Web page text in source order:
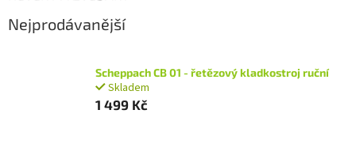
Nejprodávanější
Scheppach CB 01 - řetězový kladkostroj ruční
Skladem
1 499 Kč